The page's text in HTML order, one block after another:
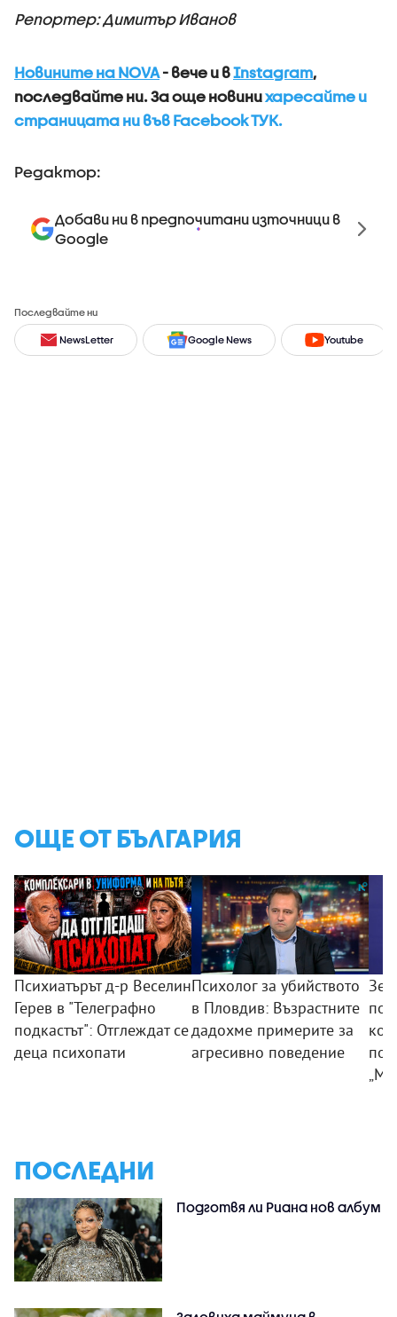
Репортер: Димитър Иванов
Новините на NOVA- вече и вInstagram,
последвайте ни.За още новинихаресайте и
страницата ни във Facebook ТУК.
Редактор:
Добави ни в предпочитани източници в
Google
Последвайте ни
NewsLetter Google News Youtube
ОЩЕ ОТ БЪЛГАРИЯ
Психиатърът д-р Веселин
Герев в "Телеграфно
подкастът": Отглеждат се
деца психопати
Психолог за убийството
в Пловдив: Възрастните
дадохме примерите за
агресивно поведение
ПОСЛЕДНИ
Подготвя ли Риана нов албум